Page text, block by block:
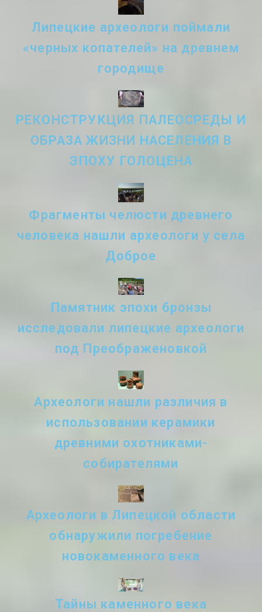
Липецкие археологи поймали
«черных копателей» на древнем
городище
РЕКОНСТРУКЦИЯ ПАЛЕОСРЕДЫ И
ОБРАЗА ЖИЗНИ НАСЕЛЕНИЯ В
ЭПОХУ ГОЛОЦЕНА
Фрагменты челюсти древнего
человека нашли археологи у села
Доброе
Памятник эпохи бронзы
исследовали липецкие археологи
под Преображеновкой
Археологи нашли различия в
использовании керамики
древними охотниками-
собирателями
Археологи в Липецкой области
обнаружили погребение
новокаменного века
Тайны каменного века